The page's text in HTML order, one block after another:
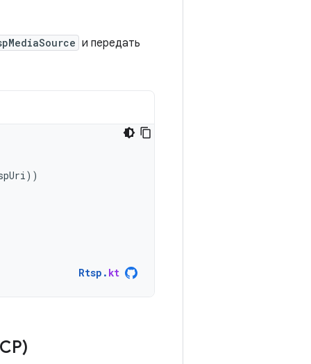
и передать
))
Rtsp . kt